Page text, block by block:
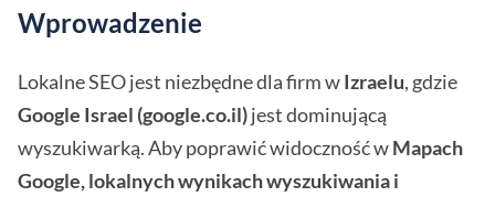
Wprowadzenie
Lokalne SEO jest niezbędne dla firm wIzraelu, gdzie
Google Israel (google.co.il)jest dominującą
wyszukiwarką. Aby poprawić widoczność wMapach
Google, lokalnych wynikach wyszukiwania i